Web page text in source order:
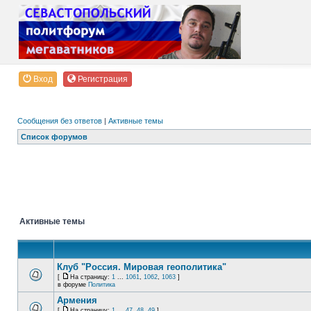
Вход Регистрация
Сообщения без ответов | Активные темы
Список форумов
Активные темы
Клуб "Россия. Мировая геополитика"
[ На страницу: 1 ... 1061, 1062, 1063 ]
в форуме Политика
Армения